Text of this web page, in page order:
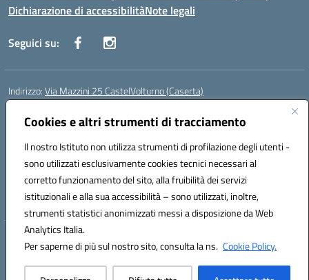
Cookies e altri strumenti di tracciamento
Il nostro Istituto non utilizza strumenti di profilazione degli utenti -
sono utilizzati esclusivamente cookies tecnici necessari al
corretto funzionamento del sito, alla fruibilità dei servizi
istituzionali e alla sua accessibilità – sono utilizzati, inoltre,
strumenti statistici anonimizzati messi a disposizione da Web
Analytics Italia.
Per saperne di più sul nostro sito, consulta la ns. Cookie Policy.
Dichiarazione di accessibilitàNote legali
Seguici su:
Indirizzo:Via Mazzini 25 CastelVolturno (Caserta)
Centralino:
Posta elettronica certificata (PEC):ceis014005@pec.istruzione.it
Codice fiscale: 93063510619
Codice meccanografico:CEIS014005
Codice Indice delle Pubbliche Amministrazioni (IPA): istsc_ceis014005
Codice unico di fatturazione (CUF): UOU8EW
Hosting & Powered by 3D Solution S.r.l.
Concept & Design by Designers Italia